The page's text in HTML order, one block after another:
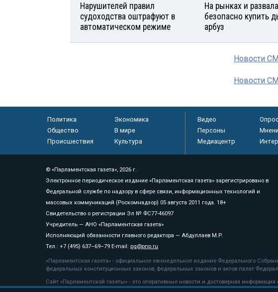
Нарушителей правил
судоходства оштрафуют в
автоматическом режиме
На рынках и
безопасно купить
арбуз
Новости
Новости
Политика
Экономика
Общество
В мире
Происшествия
Культура
Видео
Персоны
Медиацентр
© «Парламентская газета», 2026 г.
Электронное периодическое издание «Парламентская газета» зарегистрировано в
Федеральной службе по надзору в сфере связи, информационных технологий и
массовых коммуникаций (Роскомнадзор) 05 августа 2011 года. 18+
Свидетельство о регистрации Эл № ФС77-46097
Учредитель — АНО «Парламентская газета»
Исполняющий обязанности главного редактора — Абдуллаев М.Р.
Тел.: +7 (495) 637–69–79 E-mail: pg@pnp.ru
«Парламентская газета» - официальное еженедельное издание Федерального
федеральных конституционных законов, федеральных законов и актов палат
Сайт «Парламентской газеты» - это оперативные новости и достоверная
«Парламентской газеты» активная ссылка на pnp.ru обязательна.